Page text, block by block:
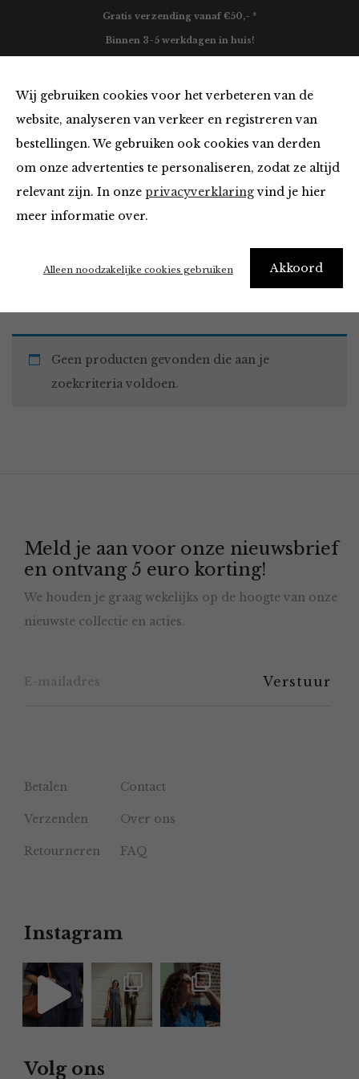
Wij gebruiken cookies voor het verbeteren van de
website, analyseren van verkeer en registreren van
bestellingen. We gebruiken ook cookies van derden
om onze advertenties te personaliseren, zodat ze altijd
relevant zijn. In onze privacyverklaringvind je hier
meer informatie over.
Akkoord
Alleen noodzakelijke cookies gebruiken
Gratis verzending vanaf €50,- *
Binnen 3-5 werkdagen in huis!
Must Haves
Home Winkel Accessoires Must Haves
Geen producten gevonden die aan je
zoekcriteria voldoen.
Meld je aan voor onze nieuwsbrief
en ontvang 5 euro korting!
We houden je graag wekelijks op de hoogte van onze
nieuwste collectie en acties.
Betalen Contact
Verzenden Over ons
Retourneren FAQ
Instagram
Volg ons